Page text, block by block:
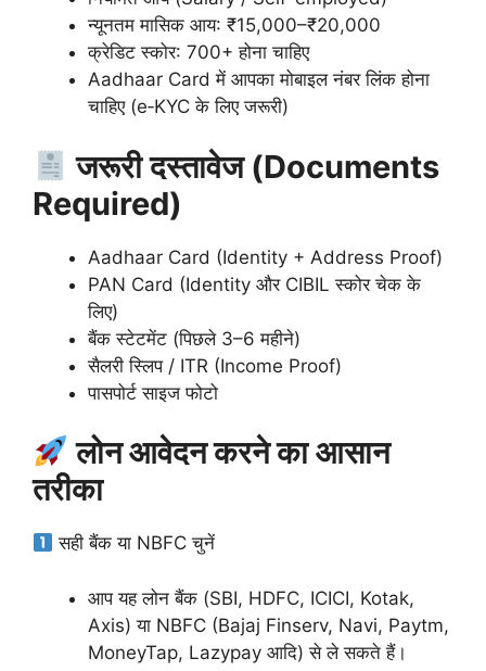
न्यूनतम मासिक आय: ₹15,000–₹20,000
क्रेडिट स्कोर: 700+ होना चाहिए
Aadhaar Card में आपका मोबाइल नंबर लिंक होना
चाहिए (e‑KYC के लिए जरूरी)
जरूरी दस्तावेज (Documents
Required)
Aadhaar Card (Identity + Address Proof)
PAN Card (Identity और CIBIL स्कोर चेक के
लिए)
बैंक स्टेटमेंट (पिछले 3–6 महीने)
सैलरी स्लिप / ITR (Income Proof)
पासपोर्ट साइज फोटो
लोन आवेदन करने का आसान
तरीका
सही बैंक या NBFC चुनें
आप यह लोन बैंक (SBI, HDFC, ICICI, Kotak,
Axis) या NBFC (Bajaj Finserv, Navi, Paytm,
MoneyTap, Lazypay आदि) से ले सकते हैं।